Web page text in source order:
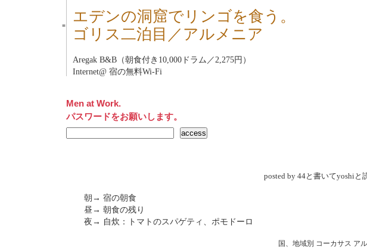
■
エデンの洞窟でリンゴを食う。
ゴリス二泊目／アルメニア
Aregak B&B（朝食付き10,000ドラム／2,275円）
Internet@ 宿の無料Wi-Fi
Men at Work.
パスワードをお願いします。
posted by 44と書いてyoshiと
朝→ 宿の朝食
昼→ 朝食の残り
夜→ 自炊：トマトのスパゲティ、ポモドーロ
国、地域別 コーカサス ア